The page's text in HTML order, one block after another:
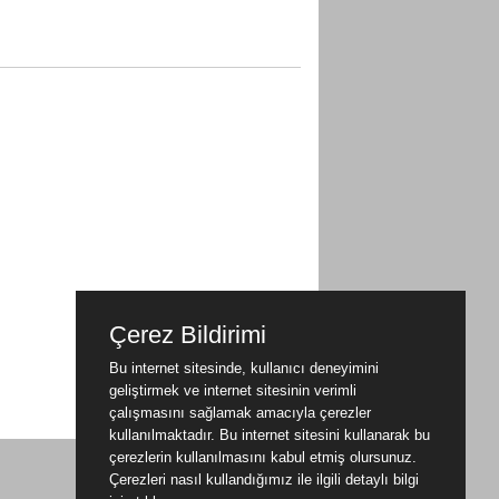
Çerez Bildirimi
Bu internet sitesinde, kullanıcı deneyimini
geliştirmek ve internet sitesinin verimli
çalışmasını sağlamak amacıyla çerezler
kullanılmaktadır. Bu internet sitesini kullanarak bu
çerezlerin kullanılmasını kabul etmiş olursunuz.
Çerezleri nasıl kullandığımız ile ilgili detaylı bilgi